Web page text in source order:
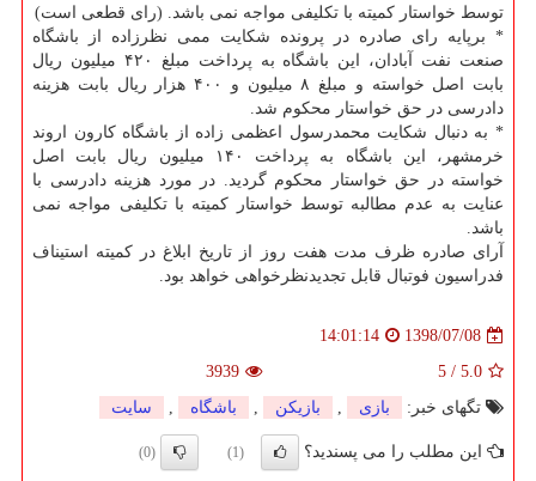
توسط خواستار كمیته با تكلیفی مواجه نمی باشد. (رای قطعی است)
* برپایه رای صادره در پرونده شكایت ممی نظرزاده از باشگاه
صنعت نفت آبادان، این باشگاه به پرداخت مبلغ ۴۲۰ میلیون ریال
بابت اصل خواسته و مبلغ ۸ میلیون و ۴۰۰ هزار ریال بابت هزینه
دادرسی در حق خواستار محكوم شد.
* به دنبال شكایت محمدرسول اعظمی زاده از باشگاه كارون اروند
خرمشهر، این باشگاه به پرداخت ۱۴۰ میلیون ریال بابت اصل
خواسته در حق خواستار محكوم گردید. در مورد هزینه دادرسی با
عنایت به عدم مطالبه توسط خواستار كمیته با تكلیفی مواجه نمی
باشد.
آرای صادره ظرف مدت هفت روز از تاریخ ابلاغ در كمیته استیناف
فدراسیون فوتبال قابل تجدیدنظرخواهی خواهد بود.
1398/07/08
14:01:14
5.0
/
5
3939
تگهای خبر:
بازی , بازیكن , باشگاه , سایت
این مطلب را می پسندید؟ (1)
(0)